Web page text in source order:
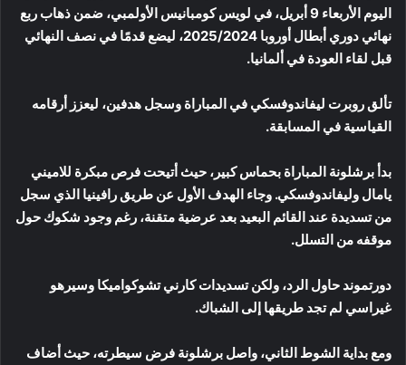
اليوم الأربعاء 9 أبريل، في لويس كومبانيس الأولمبي، ضمن ذهاب ربع
نهائي دوري أبطال أوروبا 2025/2024، ليضع قدمًا في نصف النهائي
قبل لقاء العودة في ألمانيا.
تألق روبرت ليفاندوفسكي في المباراة وسجل هدفين، ليعزز أرقامه
القياسية في المسابقة.
بدأ برشلونة المباراة بحماس كبير، حيث أتيحت فرص مبكرة للاميني
يامال وليفاندوفسكي. وجاء الهدف الأول عن طريق رافينيا الذي سجل
من تسديدة عند القائم البعيد بعد عرضية متقنة، رغم وجود شكوك حول
موقفه من التسلل.
دورتموند حاول الرد، ولكن تسديدات كارني تشوكواميكا وسيرهو
غيراسي لم تجد طريقها إلى الشباك.
ومع بداية الشوط الثاني، واصل برشلونة فرض سيطرته، حيث أضاف